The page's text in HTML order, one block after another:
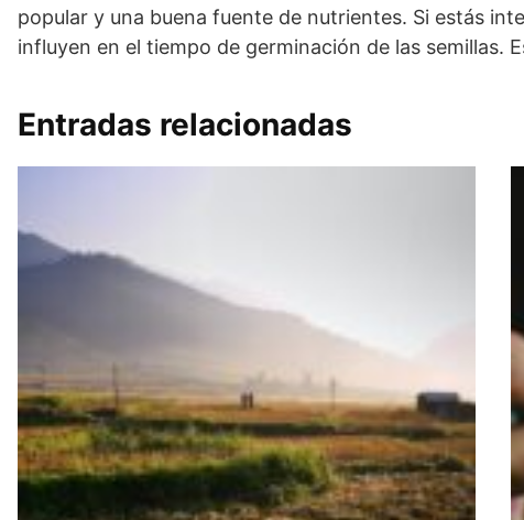
popular y una buena fuente de nutrientes. Si estás
influyen en el tiempo de germinación de las semillas.
Entradas relacionadas